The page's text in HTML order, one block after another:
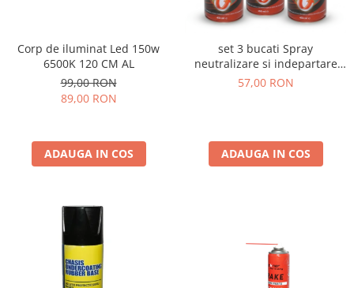
Corp de iluminat Led 150w
6500K 120 CM AL
99,00 RON
89,00 RON
ADAUGA IN COS
set 3 bucati Spray
neutralizare si indepartare
rugina 450ml
57,00 RON
ADAUGA IN COS